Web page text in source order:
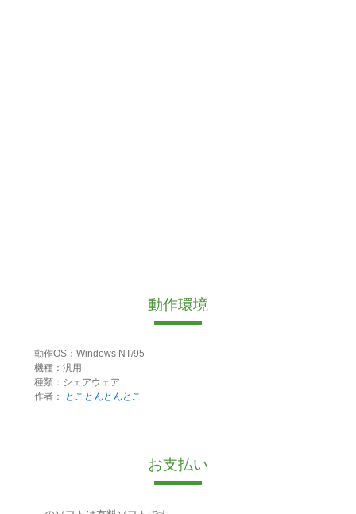
動作環境
動作OS：Windows NT/95
機種：汎用
種類：シェアウェア
作者：
とことんとんとこ
お支払い